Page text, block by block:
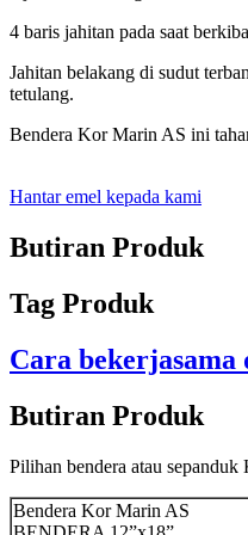
4 baris jahitan pada saat
Jahitan belakang di sudut
tetulang.
Bendera Kor Marin AS ini
Hantar emel kepada kami
Butiran Produk
Tag Produk
Cara bekerjasama
Butiran Produk
Pilihan bendera atau
Bendera Kor Marin AS